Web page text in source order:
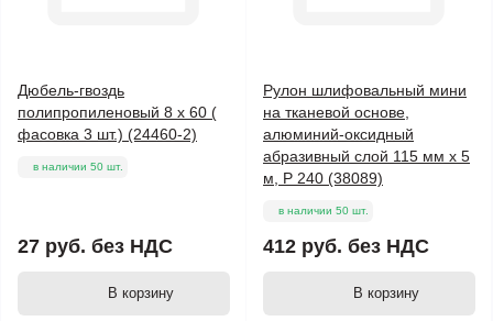
Дюбель-гвоздь
полипропиленовый 8 х 60 (
фасовка 3 шт.) (24460-2)
в наличии 50 шт.
27 руб. без НДС
В корзину
Рулон шлифовальный мини
на тканевой основе,
алюминий-оксидный
абразивный слой 115 мм х 5
м, Р 240 (38089)
в наличии 50 шт.
412 руб. без НДС
В корзину